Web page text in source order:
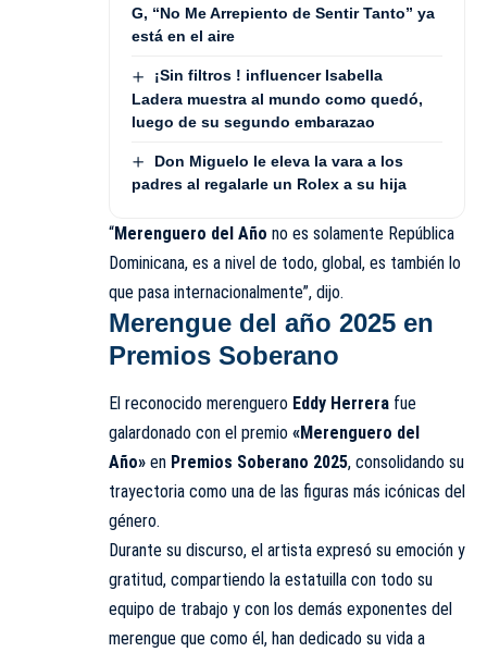
G, “No Me Arrepiento de Sentir Tanto” ya
está en el aire
¡Sin filtros ! influencer Isabella
Ladera muestra al mundo como quedó,
luego de su segundo embarazao
Don Miguelo le eleva la vara a los
padres al regalarle un Rolex a su hija
“Merenguero del Año no es solamente República
Dominicana, es a nivel de todo, global, es también lo
que pasa internacionalmente”, dijo.
Merengue del año 2025 en
Premios Soberano
El reconocido merenguero Eddy Herrera fue
galardonado con el premio «Merenguero del
Año» en Premios Soberano 2025, consolidando su
trayectoria como una de las figuras más icónicas del
género.
Durante su discurso, el artista expresó su emoción y
gratitud, compartiendo la estatuilla con todo su
equipo de trabajo y con los demás exponentes del
merengue que como él, han dedicado su vida a